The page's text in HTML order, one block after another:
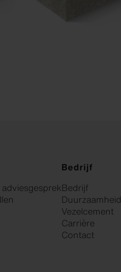
Bedrijf
Bedrijf
Duurzaamheid
Vezelcement
Carrière
Contact